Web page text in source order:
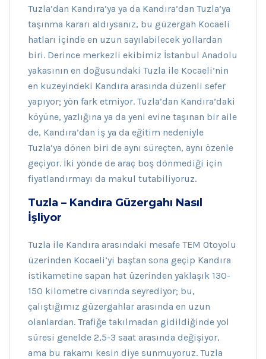
Tuzla’dan Kandıra’ya ya da Kandıra’dan Tuzla’ya
taşınma kararı aldıysanız, bu güzergah Kocaeli
hatları içinde en uzun sayılabilecek yollardan
biri. Derince merkezli ekibimiz İstanbul Anadolu
yakasının en doğusundaki Tuzla ile Kocaeli’nin
en kuzeyindeki Kandıra arasında düzenli sefer
yapıyor; yön fark etmiyor. Tuzla’dan Kandıra’daki
köyüne, yazlığına ya da yeni evine taşınan bir aile
de, Kandıra’dan iş ya da eğitim nedeniyle
Tuzla’ya dönen biri de aynı süreçten, aynı özenle
geçiyor. İki yönde de araç boş dönmediği için
fiyatlandırmayı da makul tutabiliyoruz.
Tuzla – Kandıra Güzergahı Nasıl
İşliyor
Tuzla ile Kandıra arasındaki mesafe TEM Otoyolu
üzerinden Kocaeli’yi baştan sona geçip Kandıra
istikametine sapan hat üzerinden yaklaşık 130-
150 kilometre civarında seyrediyor; bu,
çalıştığımız güzergahlar arasında en uzun
olanlardan. Trafiğe takılmadan gidildiğinde yol
süresi genelde 2,5-3 saat arasında değişiyor,
ama bu rakamı kesin diye sunmuyoruz. Tuzla